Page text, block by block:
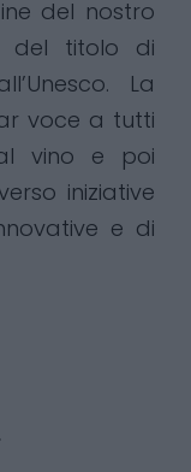
del nostro
del titolo di
La
voce a tutti
vino e poi
iniziative
e di